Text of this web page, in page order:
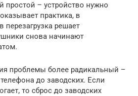
– устройство нужно
практика, в
перезагрузка решает
снова начинают
проблемы более радикальный –
до заводских. Если
то сброс до заводских